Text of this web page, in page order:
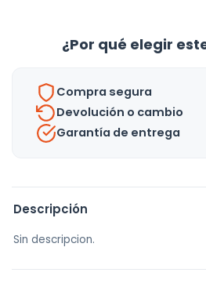
Color
Azul
Material
Cuero
cantidad
¿Por qué elegir
Compra segura
Devolución o cambio
Garantía de entrega
Descripción
Sin descripcion.